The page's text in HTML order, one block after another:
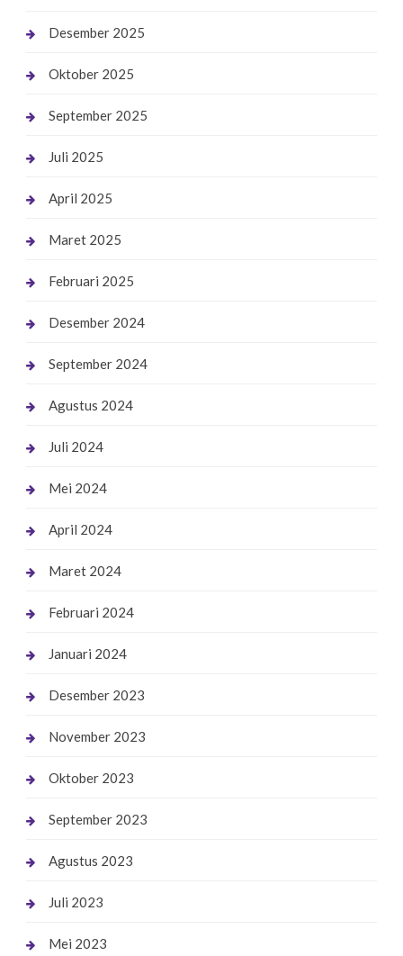
Desember 2025
Oktober 2025
September 2025
Juli 2025
April 2025
Maret 2025
Februari 2025
Desember 2024
September 2024
Agustus 2024
Juli 2024
Mei 2024
April 2024
Maret 2024
Februari 2024
Januari 2024
Desember 2023
November 2023
Oktober 2023
September 2023
Agustus 2023
Juli 2023
Mei 2023